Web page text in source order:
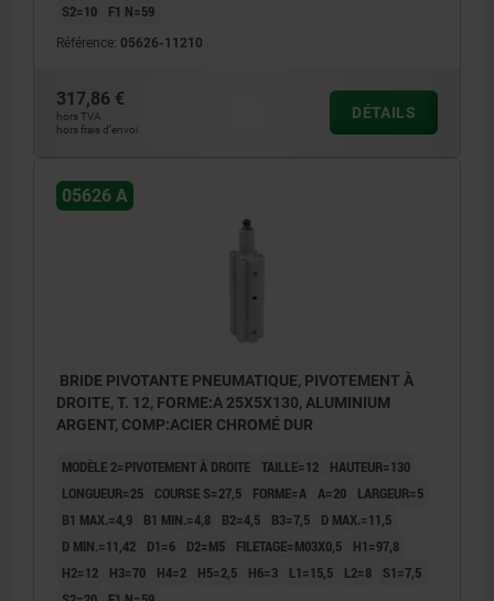
1) Serrage
3) Course d'approche
S2=10
F1 N=59
Référence: 05626-11210
317,86 €
hors TVA
hors frais d’envoi
DÉTAILS
05626 A
BRIDE PIVOTANTE PNEUMATIQUE, PIVOTEMENT À
DROITE, T. 12, FORME:A 25X5X130, ALUMINIUM
ARGENT, COMP:ACIER CHROMÉ DUR
MODÈLE 2=PIVOTEMENT À DROITE TAILLE=12
HAUTEUR=130
LONGUEUR=25
COURSE S=27,5 FORME=A A=20
LARGEUR=5
B1 MAX.=4,9
B1 MIN.=4,8 B2=4,5 B3=7,5
D MAX.=11,5
D MIN.=11,42
D1=6 D2=M5 FILETAGE=M03X0,5
H1=97,8
H2=12
H3=70 H4=2 H5=2,5 H6=3 L1=15,5 L2=8
S1=7,5